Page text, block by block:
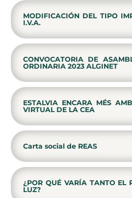
MODIFICACIÓN DEL TIPO
I.V.A.
CONVOCATORIA DE
ORDINARIA 2023 ALGINET
ESTALVIA ENCARA MÉS
VIRTUAL DE LA CEA
Carta social de REAS
¿POR QUÉ VARÍA TANTO EL
LUZ?